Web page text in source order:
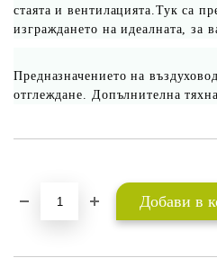
стаята и вентилацията.Тук са
изграждането на идеалната, за
Предназначението на
отглеждане. Допълнителна